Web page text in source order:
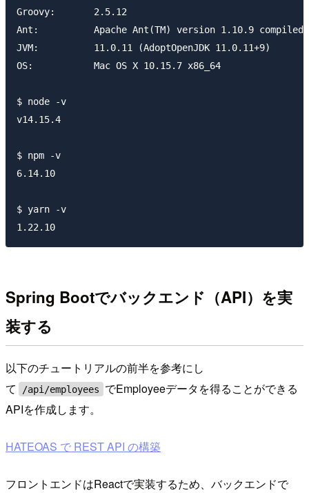
Groovy:       2.5.12
Ant:          Apache Ant(TM) version 1.10.9 compiled
JVM:          11.0.11 (AdoptOpenJDK 11.0.11+9)
OS:           Mac OS X 10.15.7 x86_64
$ node -v
v14.15.4
$ npm -v
6.14.10
$ yarn -v
Spring Bootでバックエンド（API）を実
装する
以下のチュートリアルの前半を参考にし
て
/api/employees
でEmployeeデータを得ることができる
APIを作成します。
HATEOAS で REST API の構築
フロントエンドはReactで実装するため、バックエンドで